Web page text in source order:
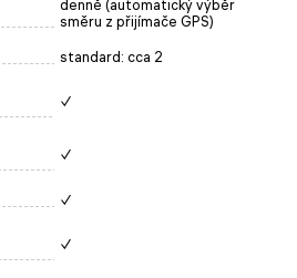
denně (automatický výběr
směru z přijímače GPS)
standard: cca 2
✓
✓
✓
✓